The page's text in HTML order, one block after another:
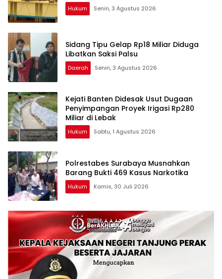
Hukum Senin, 3 Agustus 2026
Sidang Tipu Gelap Rp18 Miliar Diduga
Libatkan Saksi Palsu
Daerah Senin, 3 Agustus 2026
Kejati Banten Didesak Usut Dugaan
Penyimpangan Proyek Irigasi Rp280
Miliar di Lebak
Hukum Sabtu, 1 Agustus 2026
Polrestabes Surabaya Musnahkan
Barang Bukti 469 Kasus Narkotika
Hukum Kamis, 30 Juli 2026